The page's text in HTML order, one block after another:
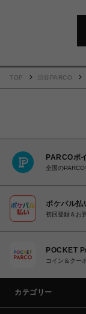
TOP 渋谷PARCO
PARCOポ
全国の
ポケパル払
初回登録＆お
POCKET
コイン＆クー
カテゴリー